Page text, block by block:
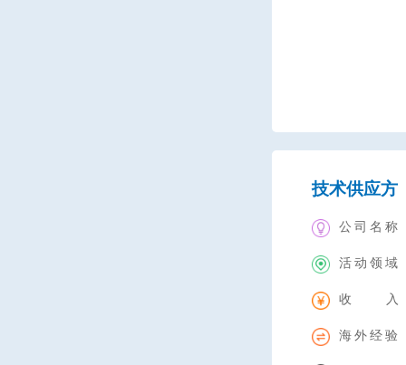
技术供应方
公司名称
活动领域
收 入
海外经验